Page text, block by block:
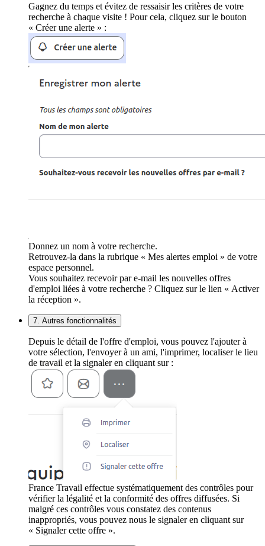
Gagnez du temps et évitez de ressaisir les critères de votre
recherche à chaque visite ! Pour cela, cliquez sur le bouton
« Créer une alerte » :
Donnez un nom à votre recherche.
Retrouvez-la dans la rubrique « Mes alertes emploi » de votre
espace personnel.
Vous souhaitez recevoir par e-mail les nouvelles offres
d'emploi liées à votre recherche ? Cliquez sur le lien « Activer
la réception ».
7. Autres fonctionnalités
Depuis le détail de l'offre d'emploi, vous pouvez l'ajouter à
votre sélection, l'envoyer à un ami, l'imprimer, localiser le lieu
de travail et la signaler en cliquant sur :
France Travail effectue systématiquement des contrôles pour
vérifier la légalité et la conformité des offres diffusées. Si
malgré ces contrôles vous constatez des contenus
inappropriés, vous pouvez nous le signaler en cliquant sur
« Signaler cette offre ».